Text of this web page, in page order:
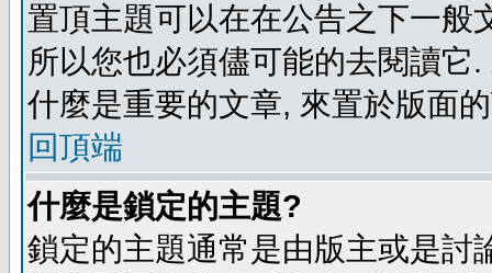
置頂主題可以在在公告之下一般
所以您也必須儘可能的去閱讀
什麼是重要的文章, 來置於版面
回頂端
什麼是鎖定的主題?
鎖定的主題通常是由版主或是討